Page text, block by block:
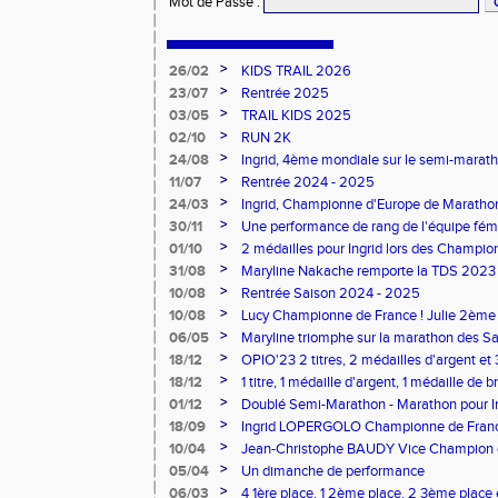
26/02 >
KIDS TRAIL 2026
23/07
>
Rentrée 2025
03/05
>
TRAIL KIDS 2025
02/10
>
RUN 2K
24/08
>
Ingrid, 4ème mondiale sur le semi-
11/07
>
Rentrée 2024 - 2025
24/03
>
Ingrid, Championne d'Europe de
30/11
>
Une performance de rang de l'équipe
de France d'Ekiden 2024
01/10 >
2 médailles pour Ingrid lors des
31/08
>
Maryline Nakache remporte la TDS 2023
10/08
>
Rentrée Saison 2024 - 2025
10/08
>
Lucy Championne de France ! Julie
Vertical
06/05 >
Maryline triomphe sur la marathon des
18/12
>
OPIO'23 2 titres, 2 médailles d'argent et
18/12
>
1 titre, 1 médaille d'argent, 1 médaille de
lors des dptx en salle TC
01/12 >
Doublé Semi-Marathon - Marathon pour
18/09
>
Ingrid LOPERGOLO Championne de
10/04
>
Jean-Christophe BAUDY Vice Champion
05/04
>
Un dimanche de performance
06/03
> 4 1ère place, 1 2ème place, 2 3ème